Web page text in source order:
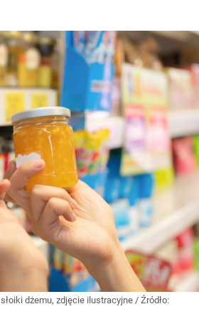
dżemu, zdjęcie ilustracyjne / Źródło: